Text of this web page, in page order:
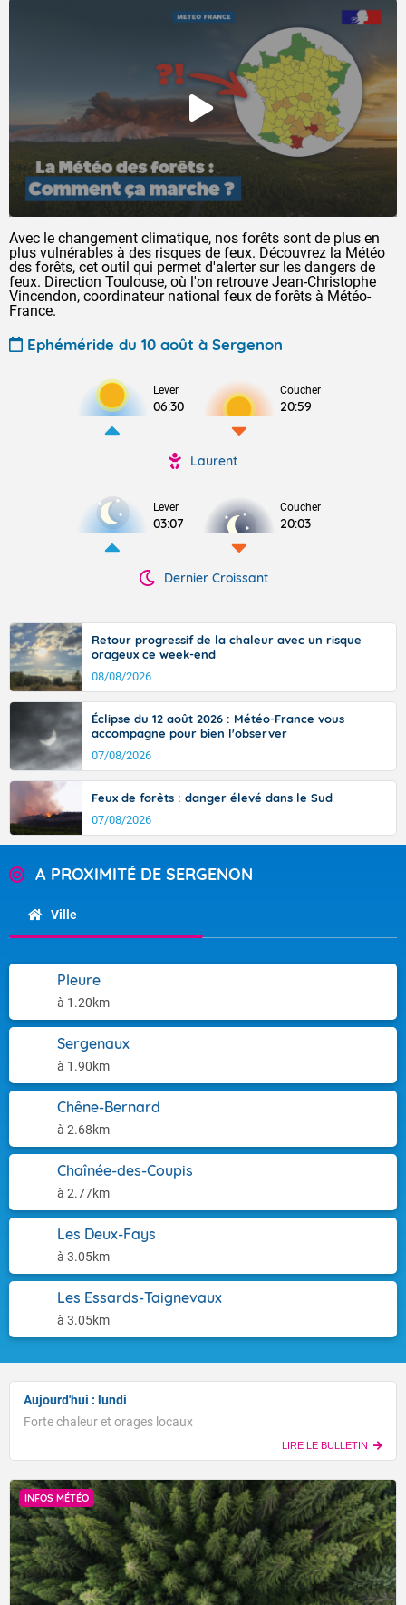
Avec le changement climatique, nos forêts sont de plus en
plus vulnérables à des risques de feux. Découvrez la Météo
des forêts, cet outil qui permet d'alerter sur les dangers de
feux. Direction Toulouse, où l'on retrouve Jean-Christophe
Vincendon, coordinateur national feux de forêts à Météo-
France.
Ephéméride du 10 août à Sergenon
Lever
06:30
Coucher
20:59
Laurent
Lever
03:07
Coucher
20:03
Dernier Croissant
Retour progressif de la chaleur avec un risque
orageux ce week-end
08/08/2026
Éclipse du 12 août 2026 : Météo-France vous
accompagne pour bien l'observer
07/08/2026
Feux de forêts : danger élevé dans le Sud
07/08/2026
A PROXIMITÉ DE SERGENON
Ville
Pleure
à 1.20km
Sergenaux
à 1.90km
Chêne-Bernard
à 2.68km
Chaînée-des-Coupis
à 2.77km
Les Deux-Fays
à 3.05km
Les Essards-Taignevaux
à 3.05km
Aujourd'hui : lundi
Forte chaleur et orages locaux
LIRE LE BULLETIN
INFOS MÉTÉO